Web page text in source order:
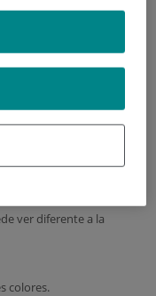
melanocíticos
atípicos.
negro o marrón
ver diferente a la
colores.